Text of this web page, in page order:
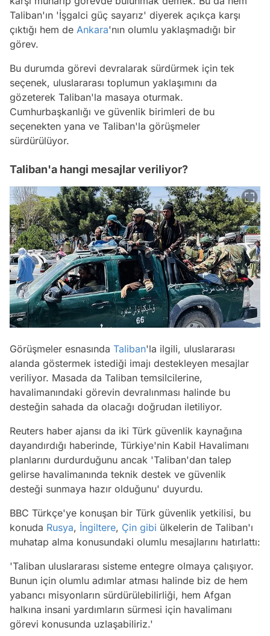
Taliban'ın 'İşgalci güç sayarız' diyerek açıkça karşı
çıktığı hem de Ankara'nın olumlu yaklaşmadığı bir
görev.
Bu durumda görevi devralarak sürdürmek için tek
seçenek, uluslararası toplumun yaklaşımını da
gözeterek Taliban'la masaya oturmak.
Cumhurbaşkanlığı ve güvenlik birimleri de bu
seçenekten yana ve Taliban'la görüşmeler
sürdürülüyor.
Taliban'a hangi mesajlar veriliyor?
Görüşmeler esnasında Taliban'la ilgili, uluslararası
alanda göstermek istediği imajı destekleyen mesajlar
veriliyor. Masada da Taliban temsilcilerine,
havalimanındaki görevin devralınması halinde bu
desteğin sahada da olacağı doğrudan iletiliyor.
Reuters haber ajansı da iki Türk güvenlik kaynağına
dayandırdığı haberinde, Türkiye'nin Kabil Havalimanı
planlarını durdurduğunu ancak 'Taliban'dan talep
gelirse havalimanında teknik destek ve güvenlik
desteği sunmaya hazır olduğunu' duyurdu.
BBC Türkçe'ye konuşan bir Türk güvenlik yetkilisi, bu
konuda Rusya, İngiltere, Çin gibi ülkelerin de Taliban'ı
muhatap alma konusundaki olumlu mesajlarını hatırlattı:
'Taliban uluslararası sisteme entegre olmaya çalışıyor.
Bunun için olumlu adımlar atması halinde biz de hem
yabancı misyonların sürdürülebilirliği, hem Afgan
halkına insani yardımların sürmesi için havalimanı
görevi konusunda uzlaşabiliriz.'